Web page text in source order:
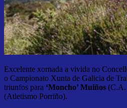
Excelente xornada a vivida no
o Campionato Xunta de Galicia de
triunfos para ‘Moncho’ Muiños (C.A.
(Atletismo Porriño).